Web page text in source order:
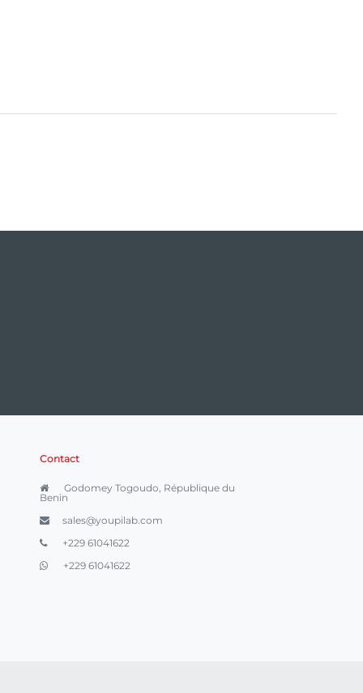
Contact
Godomey Togoudo, République du
Benin
sales@youpilab.com
+229 61041622
+229 61041622